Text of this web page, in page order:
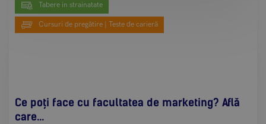
Tabere in strainatate
Cursuri de pregătire | Teste de carieră
Ce poți face cu facultatea de marketing? Află
care...